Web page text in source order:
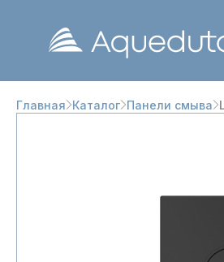
Главная Каталог Панели смыва